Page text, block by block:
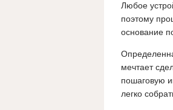
Любое
поэтому
основание
мечтает
пошаговую
легко